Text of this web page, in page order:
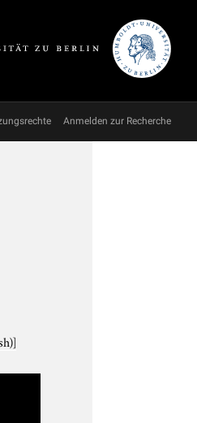
Anmelden zur Recherche